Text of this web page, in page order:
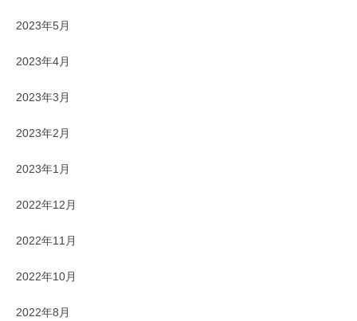
2023年5月
2023年4月
2023年3月
2023年2月
2023年1月
2022年12月
2022年11月
2022年10月
2022年8月